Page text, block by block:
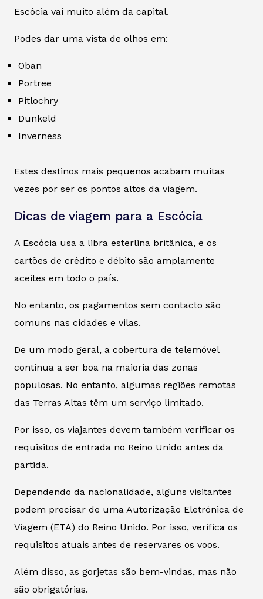
Escócia vai muito além da capital.
Podes dar uma vista de olhos em:
Oban
Portree
Pitlochry
Dunkeld
Inverness
Estes destinos mais pequenos acabam muitas
vezes por ser os pontos altos da viagem.
Dicas de viagem para a Escócia
A Escócia usa a libra esterlina britânica, e os
cartões de crédito e débito são amplamente
aceites em todo o país.
No entanto, os pagamentos sem contacto são
comuns nas cidades e vilas.
De um modo geral, a cobertura de telemóvel
continua a ser boa na maioria das zonas
populosas. No entanto, algumas regiões remotas
das Terras Altas têm um serviço limitado.
Por isso, os viajantes devem também verificar os
requisitos de entrada no Reino Unido antes da
partida.
Dependendo da nacionalidade, alguns visitantes
podem precisar de uma Autorização Eletrónica de
Viagem (ETA) do Reino Unido. Por isso, verifica os
requisitos atuais antes de reservares os voos.
Além disso, as gorjetas são bem-vindas, mas não
são obrigatórias.